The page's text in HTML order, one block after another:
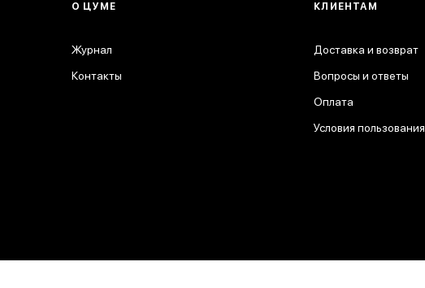
О ЦУМЕ
Журнал
Контакты
КЛИЕНТАМ
Доставка и возврат
Вопросы и ответы
Оплата
Условия пользования